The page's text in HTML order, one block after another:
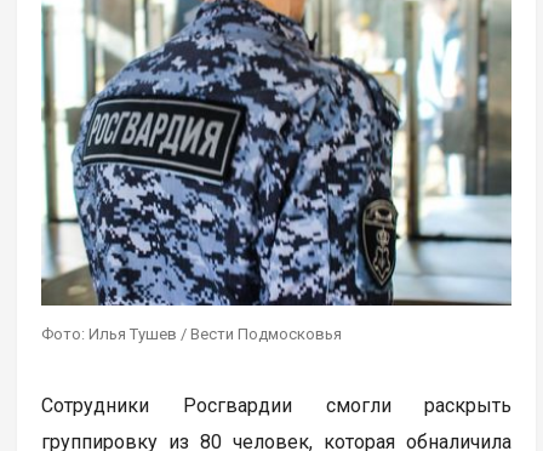
Фото: Илья Тушев / Вести Подмосковья
Сотрудники Росгвардии смогли раскрыть
группировку из 80 человек, которая обналичила